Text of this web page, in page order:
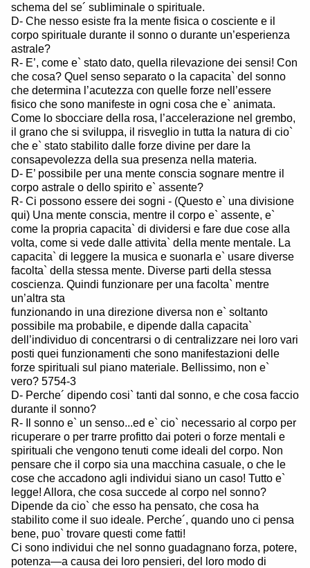
schema del se´ subliminale o spirituale.
D- Che nesso esiste fra la mente fisica o cosciente e il
corpo spirituale durante il sonno o durante un’esperienza
astrale?
R- E’, come e` stato dato, quella rilevazione dei sensi! Con
che cosa? Quel senso separato o la capacita` del sonno
che determina l’acutezza con quelle forze nell’essere
fisico che sono manifeste in ogni cosa che e` animata.
Come lo sbocciare della rosa, l’accelerazione nel grembo,
il grano che si sviluppa, il risveglio in tutta la natura di cio`
che e` stato stabilito dalle forze divine per dare la
consapevolezza della sua presenza nella materia.
D- E’ possibile per una mente conscia sognare mentre il
corpo astrale o dello spirito e` assente?
R- Ci possono essere dei sogni - (Questo e` una divisione
qui) Una mente conscia, mentre il corpo e` assente, e`
come la propria capacita` di dividersi e fare due cose alla
volta, come si vede dalle attivita` della mente mentale. La
capacita` di leggere la musica e suonarla e` usare diverse
facolta` della stessa mente. Diverse parti della stessa
coscienza. Quindi funzionare per una facolta` mentre
un’altra sta
funzionando in una direzione diversa non e` soltanto
possibile ma probabile, e dipende dalla capacita`
dell’individuo di concentrarsi o di centralizzare nei loro vari
posti quei funzionamenti che sono manifestazioni delle
forze spirituali sul piano materiale. Bellissimo, non e`
vero? 5754-3
D- Perche´ dipendo cosi` tanti dal sonno, e che cosa faccio
durante il sonno?
R- Il sonno e` un senso...ed e` cio` necessario al corpo per
ricuperare o per trarre profitto dai poteri o forze mentali e
spirituali che vengono tenuti come ideali del corpo. Non
pensare che il corpo sia una macchina casuale, o che le
cose che accadono agli individui siano un caso! Tutto e`
legge! Allora, che cosa succede al corpo nel sonno?
Dipende da cio` che esso ha pensato, che cosa ha
stabilito come il suo ideale. Perche´, quando uno ci pensa
bene, puo` trovare questi come fatti!
Ci sono individui che nel sonno guadagnano forza, potere,
potenza—a causa dei loro pensieri, del loro modo di